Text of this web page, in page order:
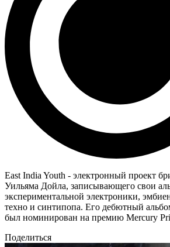
East India Youth - электронный проект
Уильяма Дойла, записывающего свои
экспериментальной электроники,
техно и синтипопа. Его дебютный
был номинирован на премию Mercury
Поделиться